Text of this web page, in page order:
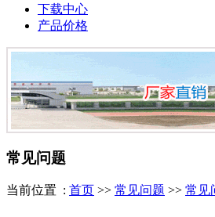
下载中心
产品价格
常见问题
当前位置 : 首页 >> 常见问题 >> 常见